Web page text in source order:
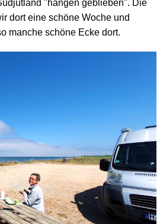
"hängen geblieben". Die
dort eine schöne Woche und
manche schöne Ecke dort.